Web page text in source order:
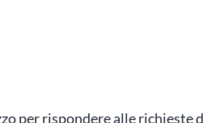
per rispondere alle